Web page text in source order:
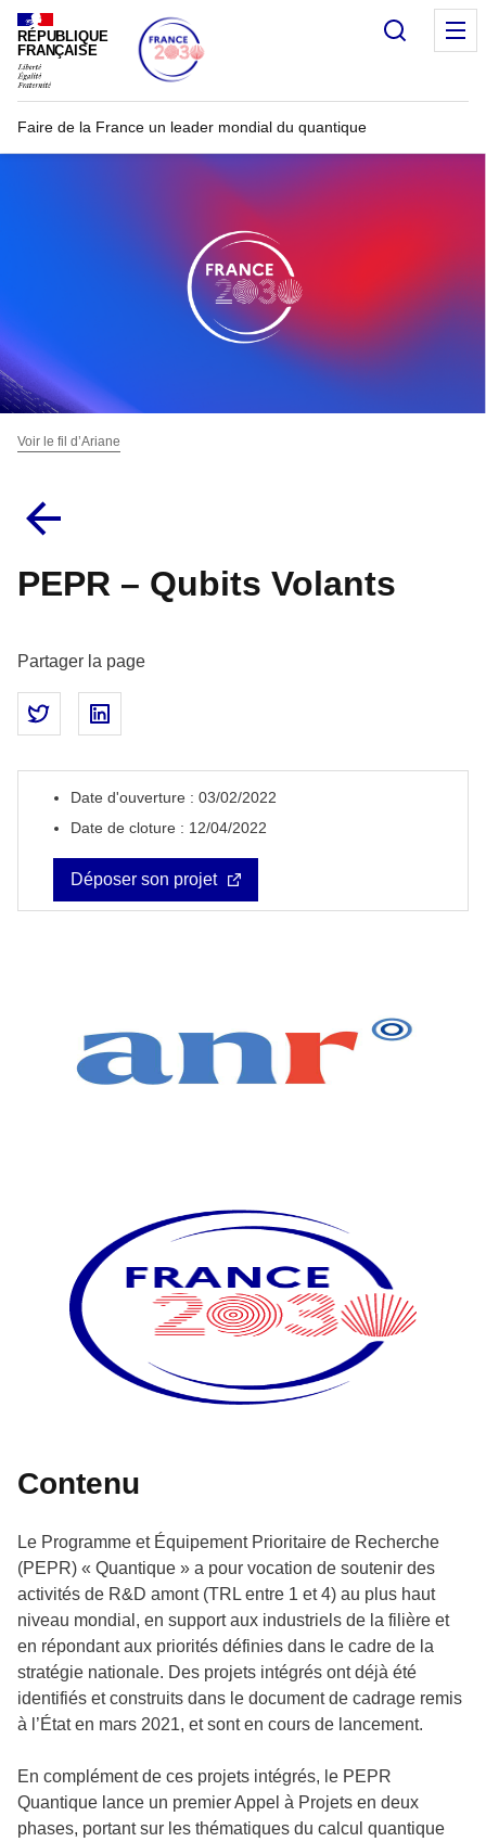
RÉPUBLIQUE
FRANÇAISE
Faire de la France un leader mondial du quantique
Voir le fil d’Ariane
PEPR – Qubits Volants
Partager la page
Partager sur Twitter
Date d'ouverture : 03/02/2022
Date de cloture : 12/04/2022
Déposer son projet
Contenu
Le Programme et Équipement Prioritaire de Recherche
(PEPR) « Quantique » a pour vocation de soutenir des
activités de R&D amont (TRL entre 1 et 4) au plus haut
niveau mondial, en support aux industriels de la filière et
en répondant aux priorités définies dans le cadre de la
stratégie nationale. Des projets intégrés ont déjà été
identifiés et construits dans le document de cadrage remis
à l’État en mars 2021, et sont en cours de lancement.
En complément de ces projets intégrés, le PEPR
Quantique lance un premier Appel à Projets en deux
phases, portant sur les thématiques du calcul quantique